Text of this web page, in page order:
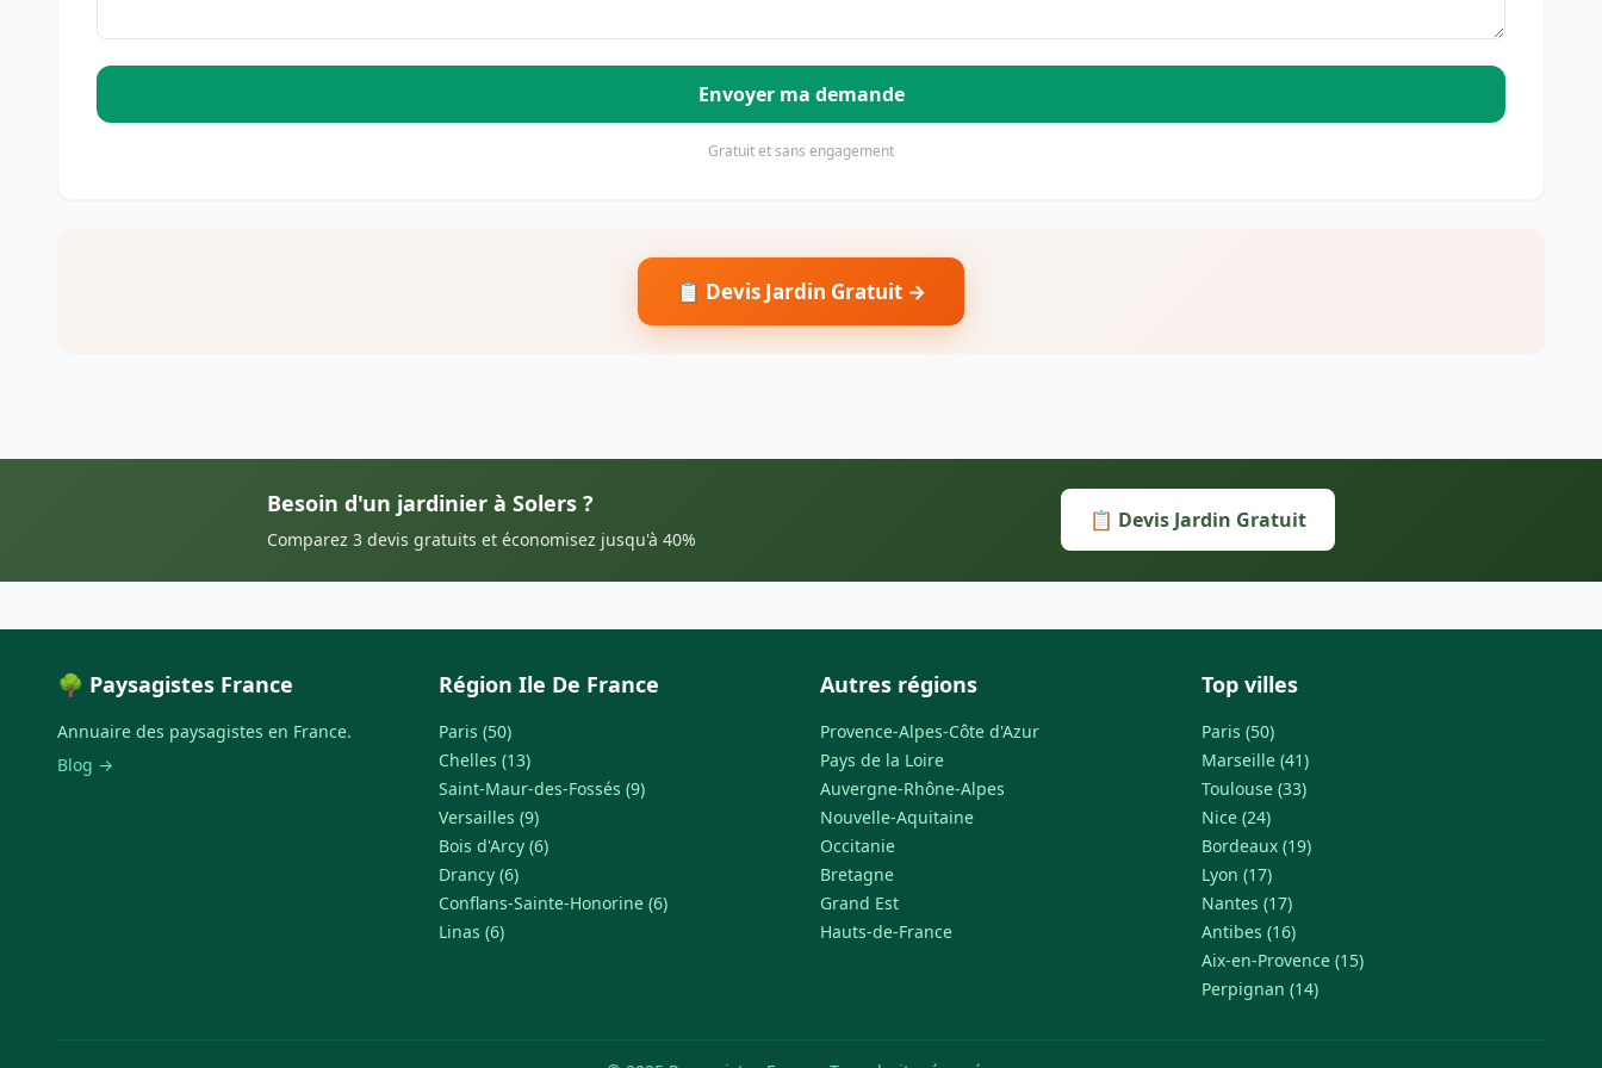
Envoyer ma demande
Gratuit et sans engagement
📋 Devis Jardin Gratuit →
Besoin d'un jardinier à Solers ?
Comparez 3 devis gratuits et économisez jusqu'à 40%
📋 Devis Jardin Gratuit
🌳 Paysagistes France
Annuaire des paysagistes en France.
Blog →
Région Ile De France
Paris (50)
Chelles (13)
Saint-Maur-des-Fossés (9)
Versailles (9)
Bois d'Arcy (6)
Drancy (6)
Conflans-Sainte-Honorine (6)
Linas (6)
Autres régions
Provence-Alpes-Côte d'Azur
Pays de la Loire
Auvergne-Rhône-Alpes
Nouvelle-Aquitaine
Occitanie
Bretagne
Grand Est
Hauts-de-France
Top villes
Paris (50)
Marseille (41)
Toulouse (33)
Nice (24)
Bordeaux (19)
Lyon (17)
Nantes (17)
Antibes (16)
Aix-en-Provence (15)
Perpignan (14)